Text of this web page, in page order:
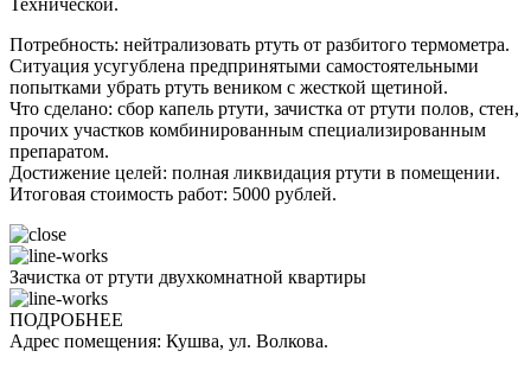
Технической.
Потребность: нейтрализовать ртуть от разбитого термометра.
Ситуация усугублена предпринятыми самостоятельными
попытками убрать ртуть веником с жесткой щетиной.
Что сделано: сбор капель ртути, зачистка от ртути полов, стен,
прочих участков комбинированным специализированным
препаратом.
Достижение целей: полная ликвидация ртути в помещении.
Итоговая стоимость работ: 5000 рублей.
Зачистка от ртути двухкомнатной квартиры
ПОДРОБНЕЕ
Адрес помещения: Кушва, ул. Волкова.